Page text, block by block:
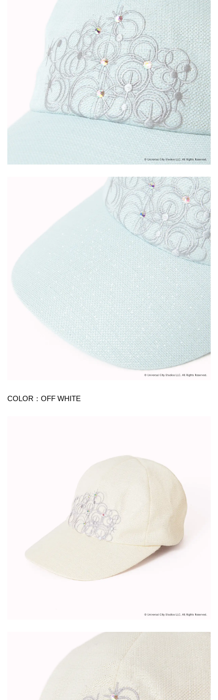
COLOR：OFF WHITE